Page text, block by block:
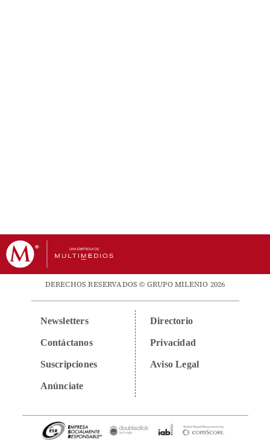
DERECHOS RESERVADOS © GRUPO MILENIO 2026
Newsletters
Contáctanos
Suscripciones
Anúnciate
Directorio
Privacidad
Aviso Legal